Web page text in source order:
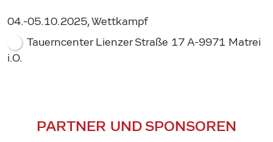
04.-05.10.2025, Wettkampf
Tauerncenter Lienzer Straße 17 A-9971 Matrei
i.O.
PARTNER UND SPONSOREN